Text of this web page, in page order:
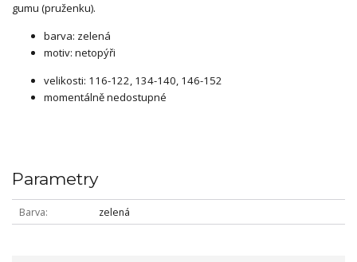
gumu (pruženku).
barva: zelená
motiv: netopýři
velikosti: 116-122, 134-140, 146-152
momentálně nedostupné
Parametry
Barva zelená